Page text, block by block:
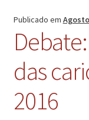
Revista Manifesto
Contactos
Publicado em
das
2016